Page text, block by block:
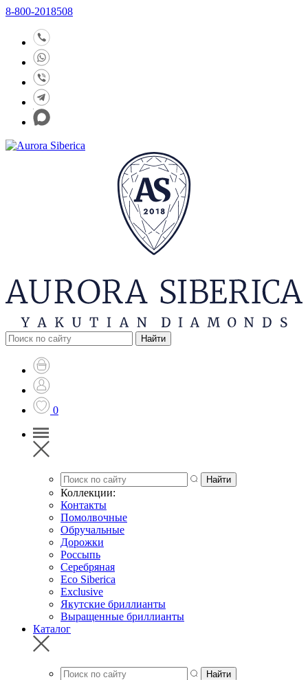
8-800-2018508
0
Коллекции:
Контакты
Помолвочные
Обручальные
Дорожки
Россыпь
Серебряная
Eco Siberica
Exclusive
Якутские бриллианты
Выращенные бриллианты
Каталог